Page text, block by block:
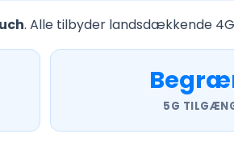
. Alle tilbyder landsdækkende
5G